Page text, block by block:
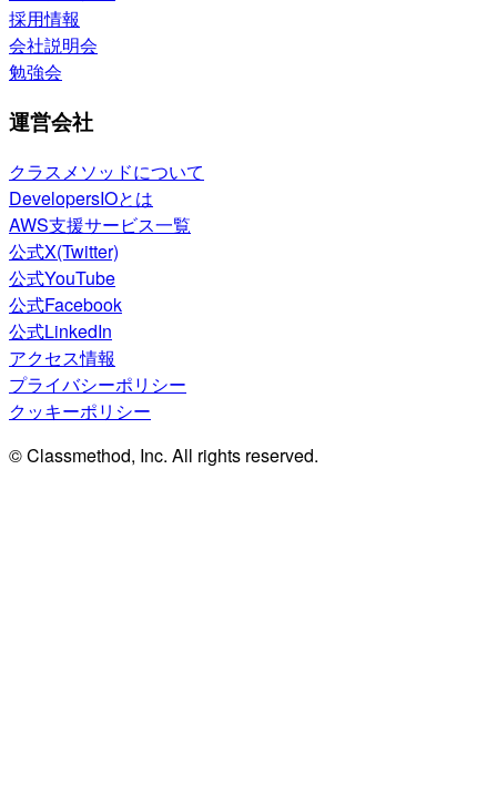
採用情報
会社説明会
勉強会
運営会社
クラスメソッドについて
DevelopersIOとは
AWS支援サービス一覧
公式X(Twitter)
公式YouTube
公式Facebook
公式LinkedIn
アクセス情報
プライバシーポリシー
クッキーポリシー
© Classmethod, Inc. All rights reserved.